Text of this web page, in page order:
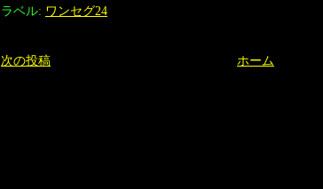
ラベル: ワンセグ24
次の投稿 ホーム